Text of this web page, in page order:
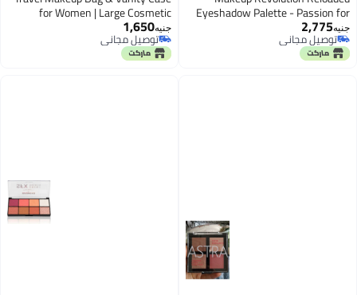
Eyeshadow Palette - Passion for
colour
جنيه2,775
توصيل مجاني
توصيل مجاني
for Women | Large Cosmetic
Organizer Storage Box with
Individual Compartments | Portable
Water-Resistant Makeup Train
جنيه1,650
توصيل مجاني
توصيل مجاني